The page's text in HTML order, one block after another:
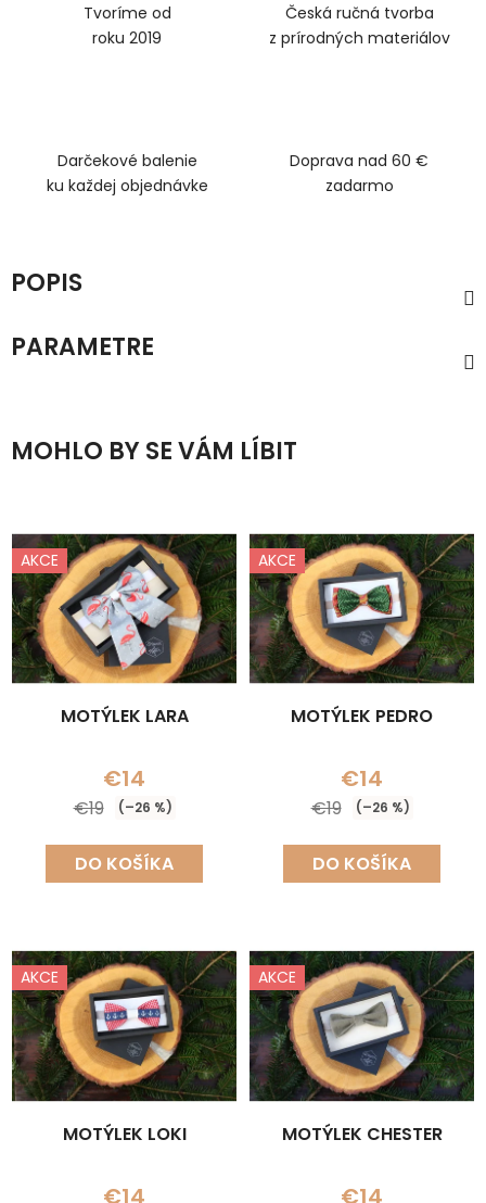
Tvoríme od
roku 2019
Česká ručná tvorba
z prírodných materiálov
Darčekové balenie
ku každej objednávke
Doprava nad 60 €
zadarmo
POPIS
PARAMETRE
MOHLO BY SE VÁM LÍBIT
AKCE
MOTÝLEK LARA
€14
€19 (–26 %)
DO KOŠÍKA
AKCE
MOTÝLEK PEDRO
€14
€19 (–26 %)
DO KOŠÍKA
AKCE
MOTÝLEK LOKI
€14
AKCE
MOTÝLEK CHESTER
€14